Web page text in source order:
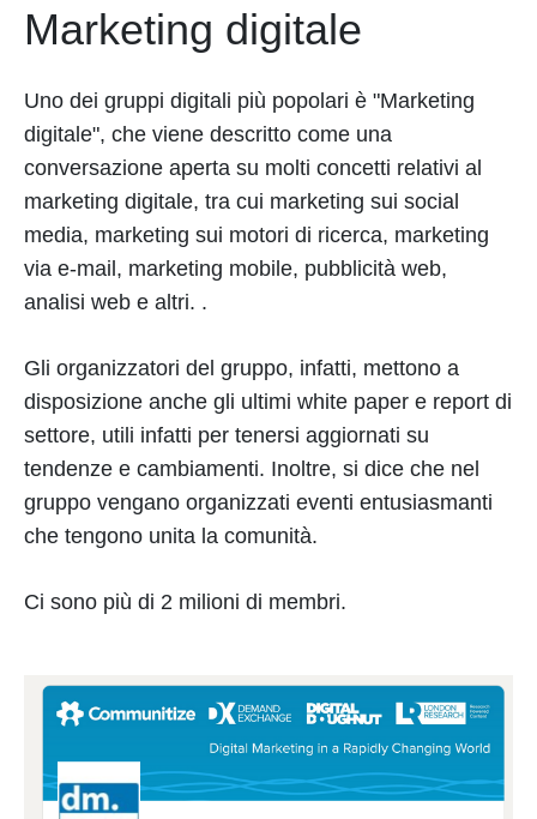
Marketing digitale
Uno dei gruppi digitali più popolari è "Marketing
digitale", che viene descritto come una
conversazione aperta su molti concetti relativi al
marketing digitale, tra cui marketing sui social
media, marketing sui motori di ricerca, marketing
via e-mail, marketing mobile, pubblicità web,
analisi web e altri. .
Gli organizzatori del gruppo, infatti, mettono a
disposizione anche gli ultimi white paper e report di
settore, utili infatti per tenersi aggiornati su
tendenze e cambiamenti. Inoltre, si dice che nel
gruppo vengano organizzati eventi entusiasmanti
che tengono unita la comunità.
Ci sono più di 2 milioni di membri.